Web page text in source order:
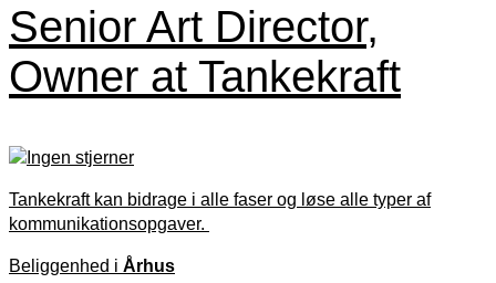
Senior Art Director,
Owner at Tankekraft
Tankekraft kan bidrage i alle faser og løse alle typer af
kommunikationsopgaver.
Beliggenhed i Århus